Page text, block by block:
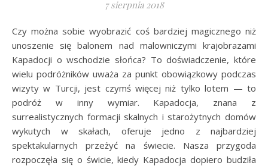
7 sierpnia 2018
Czy można sobie wyobrazić coś bardziej magicznego niż
unoszenie się balonem nad malowniczymi krajobrazami
Kapadocji o wschodzie słońca? To doświadczenie, które
wielu podróżników uważa za punkt obowiązkowy podczas
wizyty w Turcji, jest czymś więcej niż tylko lotem — to
podróż w inny wymiar. Kapadocja, znana z
surrealistycznych formacji skalnych i starożytnych domów
wykutych w skałach, oferuje jedno z najbardziej
spektakularnych przeżyć na świecie. Nasza przygoda
rozpoczęła się o świcie, kiedy Kapadocja dopiero budziła